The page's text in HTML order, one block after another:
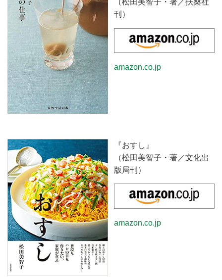
（松田美智子・著／扶桑社
刊）
amazon.co.jp
『おすし』
（松田美智子・著／文化出
版局刊）
amazon.co.jp